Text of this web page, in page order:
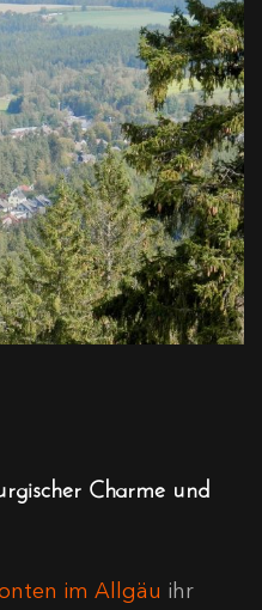
Charme und
im Allgäu ihr